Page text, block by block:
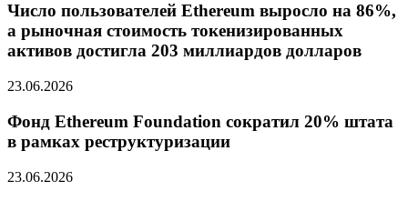
Число пользователей Ethereum выросло на 86%,
а рыночная стоимость токенизированных
активов достигла 203 миллиардов долларов
23.06.2026
Фонд Ethereum Foundation сократил 20% штата
в рамках реструктуризации
23.06.2026